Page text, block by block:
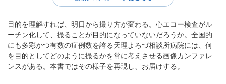
目的を理解すれば、明日から撮り方が変わる。心エコー検査がル
ーチン化して、撮ることが目的になっていないだろうか。全国的
にも多彩かつ有数の症例数を誇る天理よろづ相談所病院には、何
を目的としてどのように撮るかを常に考えさせる画像カンファレ
ンスがある。本書ではその様子を再現し、お届けする。